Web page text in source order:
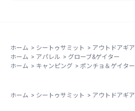
ホーム > シートゥサミット > アウトドアギア
ホーム > アパレル > グローブ&ゲイター
ホーム > キャンピング > ポンチョ＆ゲイター
ホーム > シートゥサミット > アウトドアギア